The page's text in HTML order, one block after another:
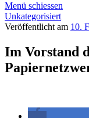
Menü schiessen
Unkategorisiert
Veröffentlicht am 10.
Im Vorstand